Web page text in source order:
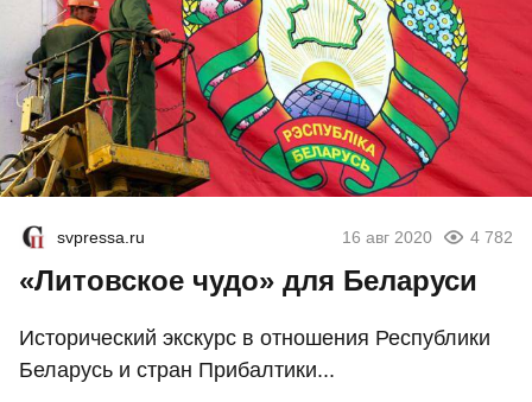
svpressa.ru 16 авг 2020 4 782
«Литовское чудо» для Беларуси
Исторический экскурс в отношения Республики
Беларусь и стран Прибалтики...